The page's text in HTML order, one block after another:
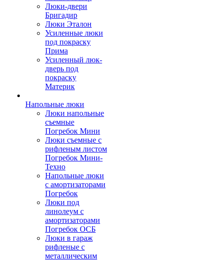
Люки-двери
Бригадир
Люки Эталон
Усиленные люки
под покраску
Прима
Усиленный люк-
дверь под
покраску
Материк
Напольные люки
Люки напольные
съемные
Погребок Мини
Люки съемные с
рифленым листом
Погребок Мини-
Техно
Напольные люки
с амортизаторами
Погребок
Люки под
линолеум с
амортизаторами
Погребок ОСБ
Люки в гараж
рифленые с
металлическим